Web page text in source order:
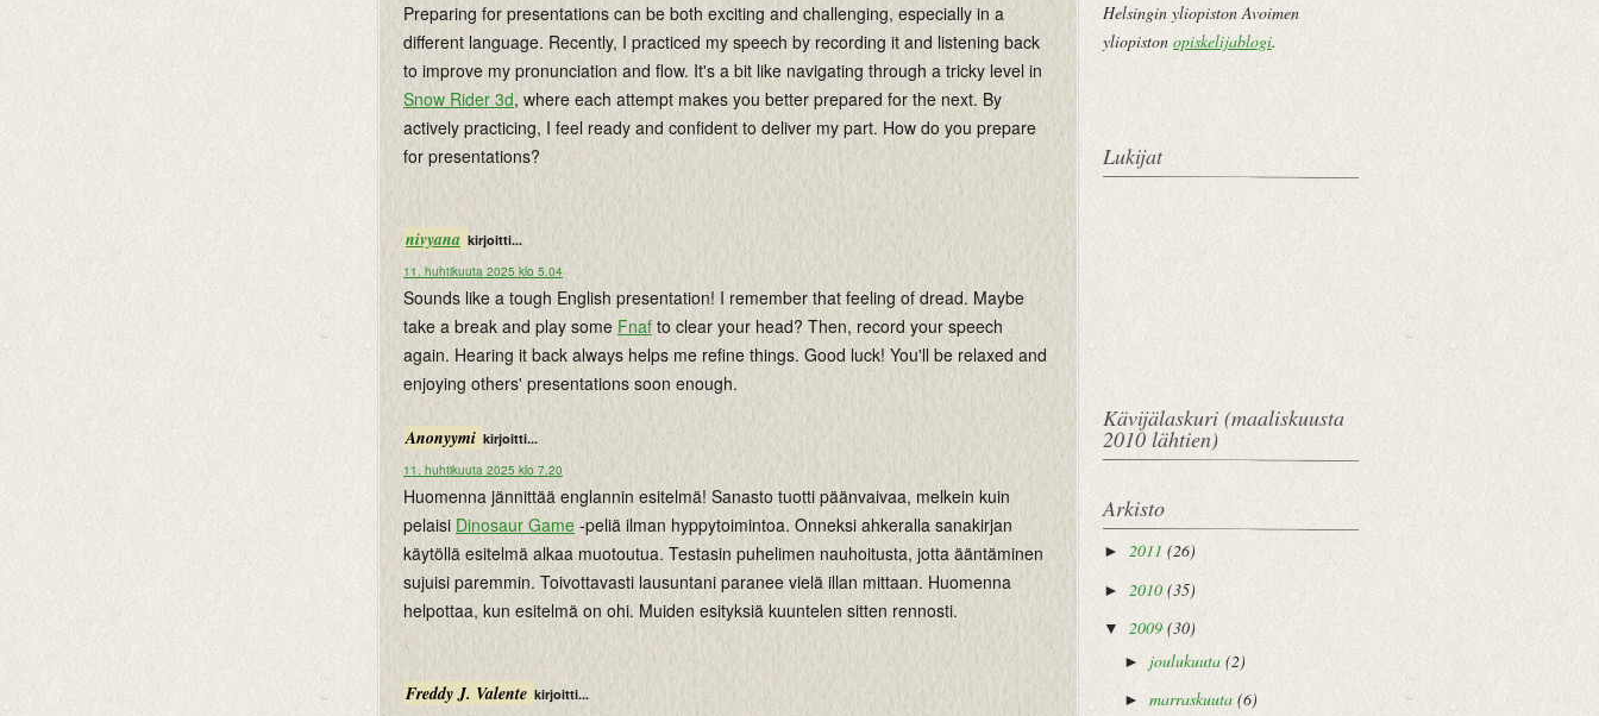
Preparing for presentations can be both exciting and challenging, especially in a
different language. Recently, I practiced my speech by recording it and listening back
to improve my pronunciation and flow. It's a bit like navigating through a tricky level in
Snow Rider 3d, where each attempt makes you better prepared for the next. By
actively practicing, I feel ready and confident to deliver my part. How do you prepare
for presentations?
nivyana kirjoitti...
11. huhtikuuta 2025 klo 5.04
Sounds like a tough English presentation! I remember that feeling of dread. Maybe
take a break and play some Fnaf to clear your head? Then, record your speech
again. Hearing it back always helps me refine things. Good luck! You'll be relaxed and
enjoying others' presentations soon enough.
Anonyymi kirjoitti...
11. huhtikuuta 2025 klo 7.20
Huomenna jännittää englannin esitelmä! Sanasto tuotti päänvaivaa, melkein kuin
pelaisi Dinosaur Game -peliä ilman hyppytoimintoa. Onneksi ahkeralla sanakirjan
käytöllä esitelmä alkaa muotoutua. Testasin puhelimen nauhoitusta, jotta ääntäminen
sujuisi paremmin. Toivottavasti lausuntani paranee vielä illan mittaan. Huomenna
helpottaa, kun esitelmä on ohi. Muiden esityksiä kuuntelen sitten rennosti.
Freddy J. Valente kirjoitti...
Helsingin yliopiston Avoimen
yliopiston opiskelijablogi.
Lukijat
Kävijälaskuri (maaliskuusta
2010 lähtien)
Arkisto
► 2011 (26)
► 2010 (35)
▼ 2009 (30)
► joulukuuta (2)
► marraskuuta (6)